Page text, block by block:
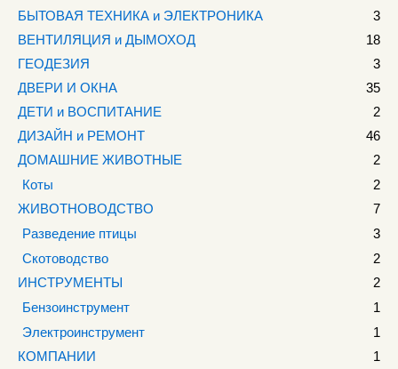
БЫТОВАЯ ТЕХНИКА и ЭЛЕКТРОНИКА
3
ВЕНТИЛЯЦИЯ и ДЫМОХОД
18
ГЕОДЕЗИЯ
3
ДВЕРИ И ОКНА
35
ДЕТИ и ВОСПИТАНИЕ
2
ДИЗАЙН и РЕМОНТ
46
ДОМАШНИЕ ЖИВОТНЫЕ
2
Коты
2
ЖИВОТНОВОДСТВО
7
Разведение птицы
3
Скотоводство
2
ИНСТРУМЕНТЫ
2
Бензоинструмент
1
Электроинструмент
1
КОМПАНИИ
1